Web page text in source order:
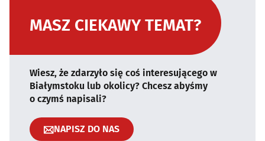
MASZ CIEKAWY TEMAT?
Wiesz, że zdarzyło się coś interesującego w
Białymstoku lub okolicy? Chcesz abyśmy
o czymś napisali?
NAPISZ DO NAS